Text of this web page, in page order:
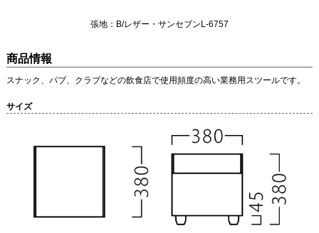
張地：B/レザー・サンセブンL-6757
商品情報
スナック、パブ、クラブなどの飲食店で使用頻度の高い業務用スツールです。
サイズ